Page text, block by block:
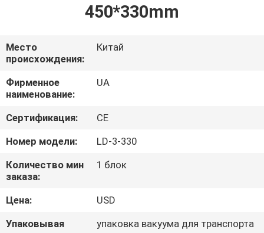
НАС
ПУТЕШЕСТВИЕ
ФАБРИКИ
ПРОВЕРКА
КАЧЕСТВА
СВЯЖИТЕСЬ
МЫ
450*330mm
Место
происхождения:
Китай
Фирменное
наименование:
UA
Сертификация:
CE
Номер модели:
LD-3-330
Количество мин
заказа:
1 блок
Цена:
USD
Упаковывая
упаковка вакуума для транспорта